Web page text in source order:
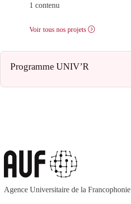
1 contenu
Voir tous nos projets
Programme UNIV’R
Agence Universitaire de la Francophonie